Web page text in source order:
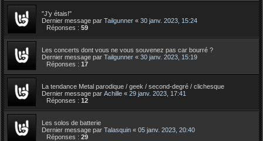
"J'y étais!"
Dernier message par Tailgunner « 30 janv. 2023, 15:24
Réponses : 59
Les concerts dont vous ne vous souvenez pas car bourré ?
Dernier message par Tailgunner « 30 janv. 2023, 15:19
Réponses : 17
La tendance Metal parodique / geek / second-degré / clichesque
Dernier message par Achille « 29 janv. 2023, 17:41
Réponses : 12
Les solos de batterie
Dernier message par Talasquin « 05 janv. 2023, 20:40
Réponses : 29